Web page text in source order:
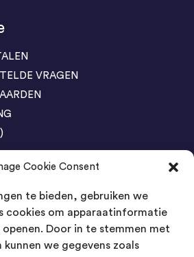
Cookie Consent
te bieden, gebruiken we
cookies om apparaatinformatie
Door in te stemmen met
we gegevens zoals
VRAGEN
FAIR Winterswijk